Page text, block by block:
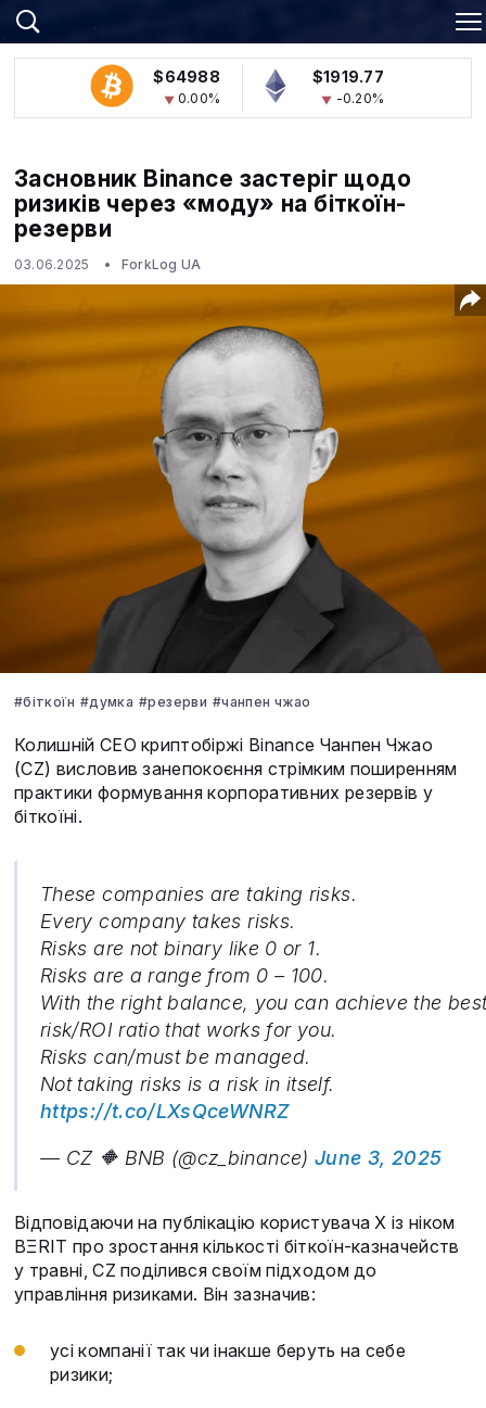
$64988
0.00%
$1919.77
-0.20%
Засновник Binance застеріг щодо
ризиків через «моду» на біткоїн-
резерви
03.06.2025 ForkLog UA
#біткоїн #думка #резерви #чанпен чжао
Колишній CEO криптобіржі Binance Чанпен Чжао
(CZ) висловив занепокоєння стрімким поширенням
практики формування корпоративних резервів у
біткоїні.
These companies are taking risks.
Every company takes risks.
Risks are not binary like 0 or 1.
Risks are a range from 0 – 100.
With the right balance, you can achieve the
risk/ROI ratio that works for you.
Risks can/must be managed.
Not taking risks is a risk in itself.
https://t.co/LXsQceWNRZ
— CZ 🔶 BNB (@cz_binance) June 3, 2025
Відповідаючи на публікацію користувача X із ніком
BΞRIT про зростання кількості біткоїн-казначейств
у травні, CZ поділився своїм підходом до
управління ризиками. Він зазначив:
усі компанії так чи інакше беруть на себе
ризики;